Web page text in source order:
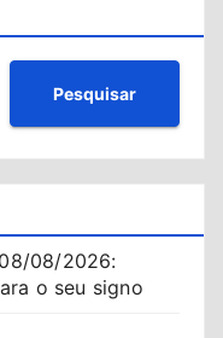
Pesquisar
08/2026:
o seu signo